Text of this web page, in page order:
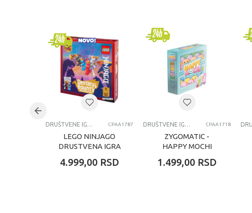
Pol
Uzrast
Kategorija
DRUŠTVENE IGRE CPAA1787
LEGO NINJAGO
DRUSTVENA IGRA
4.999,00 RSD
DRUŠTVENE IGRE CPAA1718
ZYGOMATIC -
HAPPY MOCHI
1.499,00 RSD